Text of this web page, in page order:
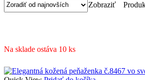
Zobraziť
Na sklade ostáva 10 ks